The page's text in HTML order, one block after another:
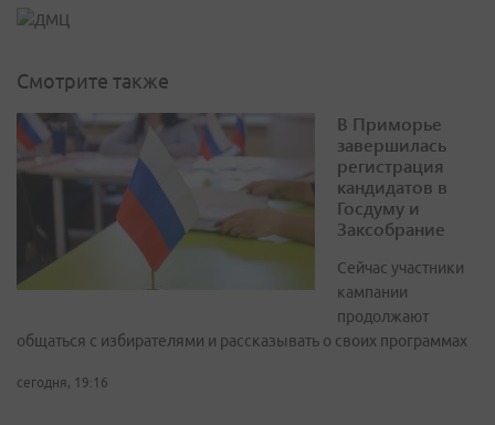
Смотрите также
В Приморье
завершилась
регистрация
кандидатов в
Госдуму и
Заксобрание
Сейчас участники
кампании
продолжают
общаться с избирателями и рассказывать о своих программах
сегодня, 19:16